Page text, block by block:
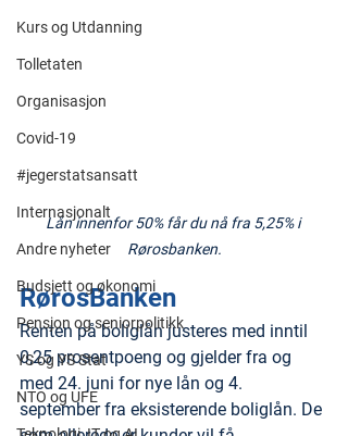
Kurs og Utdanning
Tolletaten
Organisasjon
Covid-19
#jegerstatsansatt
Internasjonalt
Andre nyheter
Budsjett og økonomi
Pensjon og seniorpolitikk
YS og YS Stat
NTO og UFE
Lån innenfor 50% får du nå fra 5,25% i
Rørosbanken.
RørosBanken
Renten på boliglån justeres med inntil
0,25 prosentpoeng og gjelder fra og
med 24. juni for nye lån og 4.
september fra eksisterende boliglån. De